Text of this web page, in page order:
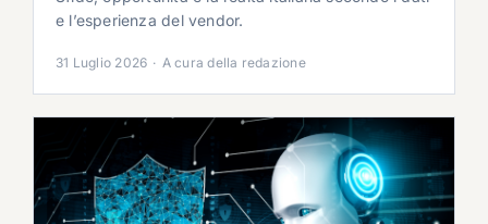
e l’esperienza del vendor.
31 Luglio 2026 · A cura della redazione